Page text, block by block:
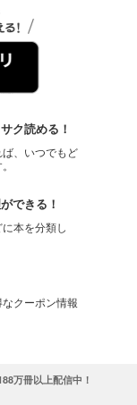
ク読める！
、いつでもど
できる！
本を分類し
クーポン情報
万冊以上配信中！